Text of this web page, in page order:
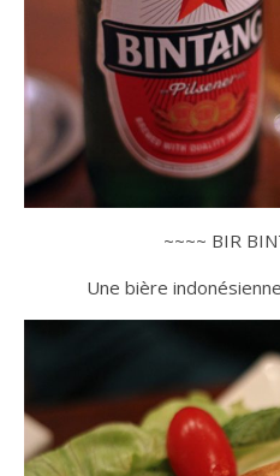
~~~~ BIR
Une bière